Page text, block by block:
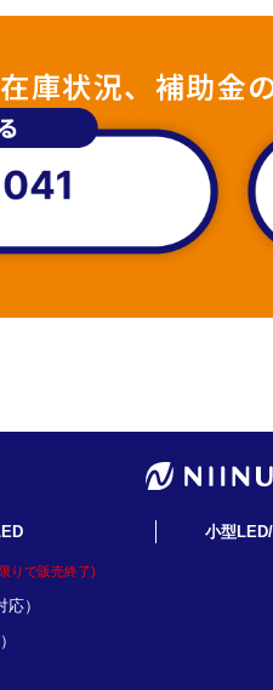
庫状況、補助金
りで販売終了)
）
小型